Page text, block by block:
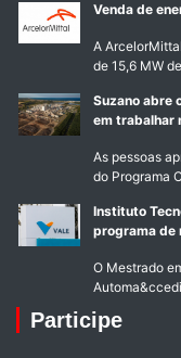
Venda de
A
de 15,6 MW
Suzano abre
em trabalhar
As pessoas
do Programa
Instituto
programa de
O Mestrado
Participe